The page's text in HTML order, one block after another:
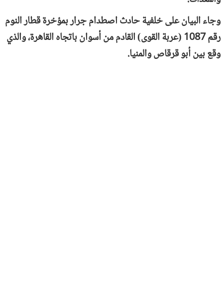
وجاء البيان على خلفية حادث اصطدام جرار بمؤخرة قطار النوم
رقم 1087 (عربة القوى) القادم من أسوان باتجاه القاهرة، والذي
وقع بين أبو قرقاص والمنيا.